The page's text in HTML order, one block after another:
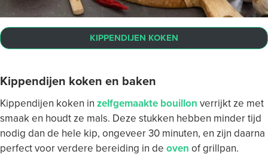
KIPPENDIJEN KOKEN
Kippendijen koken en baken
Kippendijen koken in zelfgemaakte bouillon verrijkt ze met
smaak en houdt ze mals. Deze stukken hebben minder tijd
nodig dan de hele kip, ongeveer 30 minuten, en zijn daarna
perfect voor verdere bereiding in de oven of grillpan.